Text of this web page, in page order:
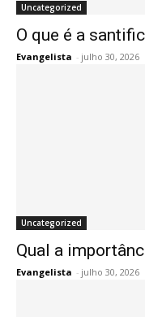
Uncategorized
O que é a
Evangelista - julho 30, 2026
Uncategorized
Qual a
Evangelista - julho 30, 2026